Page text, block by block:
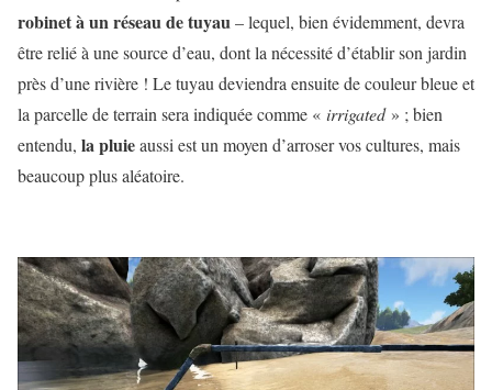
robinet à un réseau de tuyau– lequel, bien évidemment, devra
être relié à une source d’eau, dont la nécessité d’établir son jardin
près d’une rivière ! Le tuyau deviendra ensuite de couleur bleue et
la parcelle de terrain sera indiquée comme « irrigated» ; bien
entendu, la pluieaussi est un moyen d’arroser vos cultures, mais
beaucoup plus aléatoire.